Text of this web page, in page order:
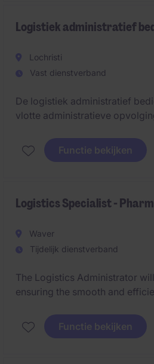
Logistiek administratief
Lochristi
Vast dienstverband
De logistiek administratief
vlotte administratieve
planning en samenwerking
stakeholders.
Functie bekijken
Logistics Specialist -
Waver
Tijdelijk dienstverband
The Logistics Administrator
ensuring the smooth and
temporary role is based in
detail-oriented professional
Functie bekijken